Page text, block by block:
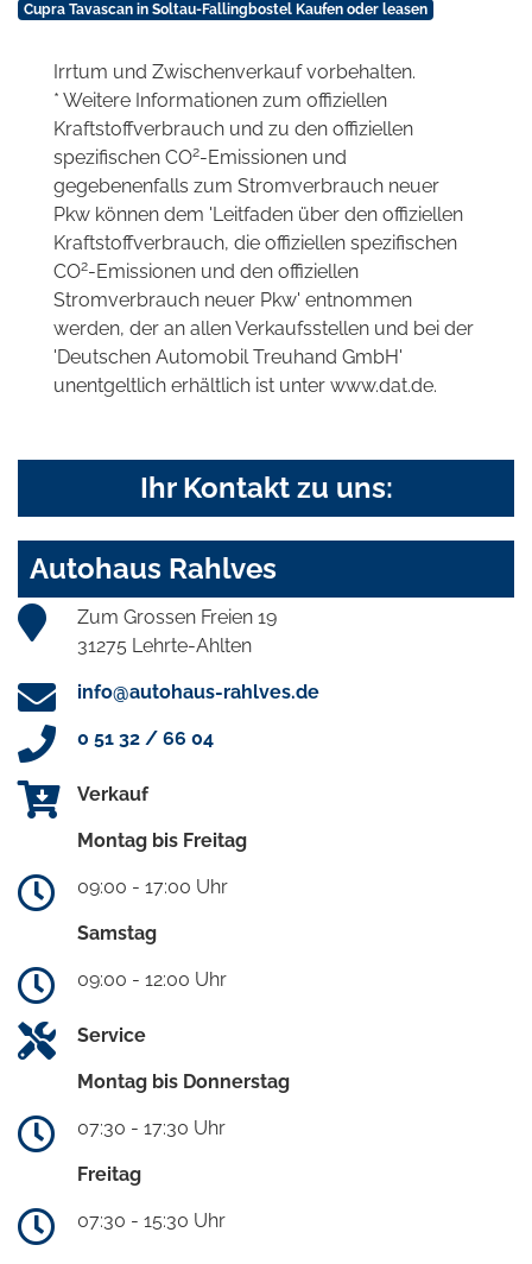
Cupra Tavascan in Soltau-Fallingbostel Kaufen oder leasen
Irrtum und Zwischenverkauf vorbehalten.
* Weitere Informationen zum offiziellen
Kraftstoffverbrauch und zu den offiziellen
spezifischen CO2-Emissionen und
gegebenenfalls zum Stromverbrauch neuer
Pkw können dem 'Leitfaden über den offiziellen
Kraftstoffverbrauch, die offiziellen spezifischen
CO2-Emissionen und den offiziellen
Stromverbrauch neuer Pkw' entnommen
werden, der an allen Verkaufsstellen und bei der
'Deutschen Automobil Treuhand GmbH'
unentgeltlich erhältlich ist unter www.dat.de.
Ihr Kontakt zu uns:
Autohaus Rahlves
Zum Grossen Freien 19
31275 Lehrte-Ahlten
info@autohaus-rahlves.de
0 51 32 / 66 04
Verkauf
Montag bis Freitag
09:00 - 17:00 Uhr
Samstag
09:00 - 12:00 Uhr
Service
Montag bis Donnerstag
07:30 - 17:30 Uhr
Freitag
07:30 - 15:30 Uhr